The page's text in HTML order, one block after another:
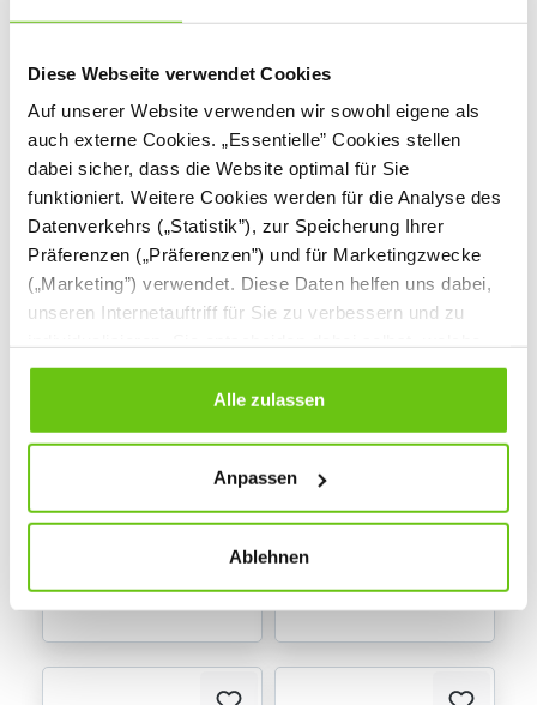
Diese Webseite verwendet Cookies
Auf unserer Website verwenden wir sowohl eigene als
auch externe Cookies. „Essentielle” Cookies stellen
dabei sicher, dass die Website optimal für Sie
funktioniert. Weitere Cookies werden für die Analyse des
Datenverkehrs („Statistik”), zur Speicherung Ihrer
Präferenzen („Präferenzen”) und für Marketingzwecke
(„Marketing”) verwendet. Diese Daten helfen uns dabei,
unseren Internetauftriff für Sie zu verbessern und zu
Cookies Sie erlauben. Verweigern Sie Ihre Zustimmung,
wählen Sie „Alle ablehnen” – in diesem Fall werden nur
Daten verarbeitet, die für den Besuch unserer Website
jederzeit ändern, indem Sie auf die Schaltfläche unten
links klicken. Weitere Informationen zur Datennutzung
Alle zulassen
Anpassen
Ablehnen
Matte Quadro 1,
Produktnummer:101520
83,90 €
Matte Quadro 1, grün,
Produktnummer:101521
157,90 €